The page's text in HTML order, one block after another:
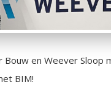
en Weever Sloop
BIM!